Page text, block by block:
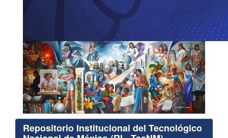
Repositorio Institucional del Tecnológico